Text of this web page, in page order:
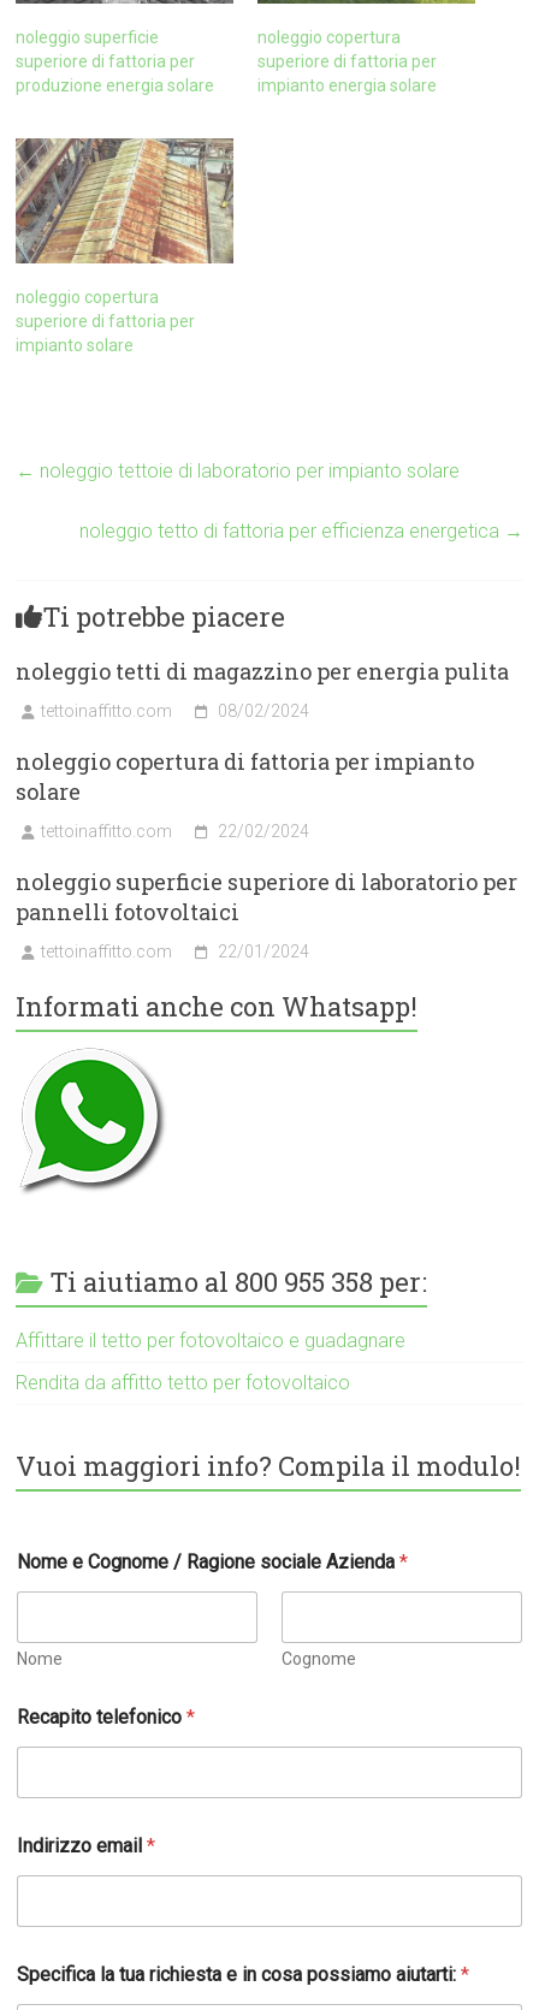
noleggio superficie
superiore di fattoria per
produzione energia solare
noleggio copertura
superiore di fattoria per
impianto energia solare
noleggio copertura
superiore di fattoria per
impianto solare
← noleggio tettoie di laboratorio per impianto solare
noleggio tetto di fattoria per efficienza energetica →
Ti potrebbe piacere
noleggio tetti di magazzino per energia pulita
tettoinaffitto.com 08/02/2024
noleggio copertura di fattoria per impianto
solare
tettoinaffitto.com 22/02/2024
noleggio superficie superiore di laboratorio per
pannelli fotovoltaici
tettoinaffitto.com 22/01/2024
Informati anche con Whatsapp!
Ti aiutiamo al 800 955 358 per:
Affittare il tetto per fotovoltaico e guadagnare
Rendita da affitto tetto per fotovoltaico
Vuoi maggiori info? Compila il modulo!
Nome e Cognome / Ragione sociale Azienda*
Nome Cognome
Recapito telefonico*
Indirizzo email*
Specifica la tua richiesta e in cosa possiamo aiutarti:*